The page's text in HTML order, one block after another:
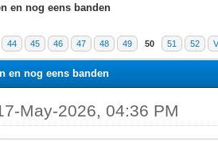
en nog eens banden
44 45 46 47 48 49 50 51 52
en nog eens banden
May-2026, 04:36 PM